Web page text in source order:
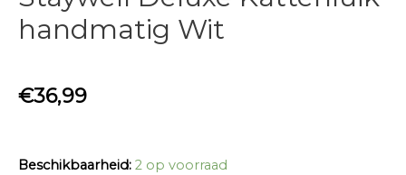
handmatig Wit
€36,99
Beschikbaarheid: 2 op voorraad